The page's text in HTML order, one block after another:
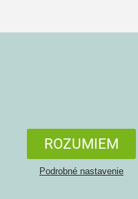
ROZUMIEM
Podrobné nastavenie